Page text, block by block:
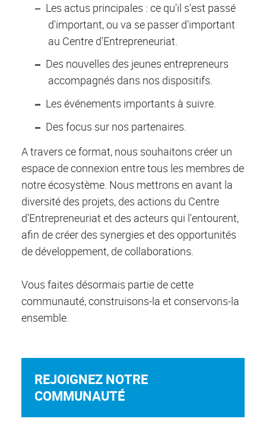
Les actus principales : ce qu'il s'est passé
d'important, ou va se passer d'important
au Centre d'Entrepreneuriat.
Des nouvelles des jeunes entrepreneurs
accompagnés dans nos dispositifs.
Les événements importants à suivre.
Des focus sur nos partenaires.
A travers ce format, nous souhaitons créer un
espace de connexion entre tous les membres de
notre écosystème. Nous mettrons en avant la
diversité des projets, des actions du Centre
d'Entrepreneuriat et des acteurs qui l'entourent,
afin de créer des synergies et des opportunités
de développement, de collaborations.
Vous faites désormais partie de cette
communauté, construisons-la et conservons-la
ensemble.
REJOIGNEZ NOTRE
COMMUNAUTÉ